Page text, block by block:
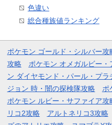
色違い
総合種族値ランキング
ポケモン ゴールド・シルバー攻
攻略
ポケモン オメガルビー
ン ダイヤモンド・パール・プラ
ジョン 時・闇の探検隊攻略
ポ
ポケモン ルビー・サファイア攻
リコ2攻略
アルトネリコ3攻略